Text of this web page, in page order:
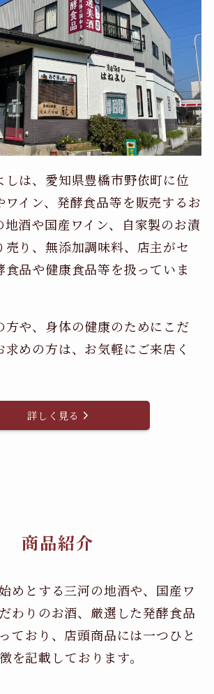
しは、愛知県豊橋市野依町に位
ワイン、発酵食品等を販売するお
地酒や国産ワイン、自家製のお漬
売り、無添加調味料、店主がセ
食品や健康食品等を扱っていま
方や、身体の健康のためにこだ
めの方は、お気軽にご来店く
詳しく見る
商品紹介
めとする三河の地酒や、国産ワ
わりのお酒、 厳選した発酵食品
ており、店頭商品には一つひと
を記載しております。